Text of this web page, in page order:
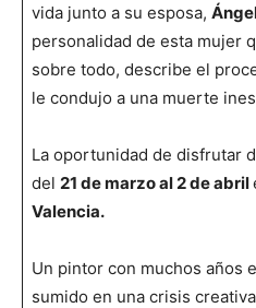
vida junto a su esposa,
personalidad de esta mujer
sobre todo, describe el
le condujo a una muerte
La oportunidad de disfrutar
del 21 de marzo al 2 de abril
Valencia.
Un pintor con muchos años
sumido en una crisis